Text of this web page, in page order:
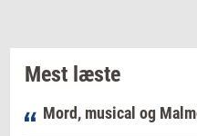
Mest læste
Mord, musical og